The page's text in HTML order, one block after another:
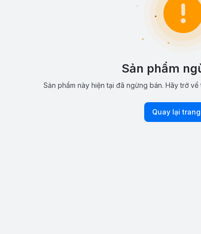
Sản phẩm
Sản phẩm này hiện tại đã ngừng bán. Hãy trở
Quay lại